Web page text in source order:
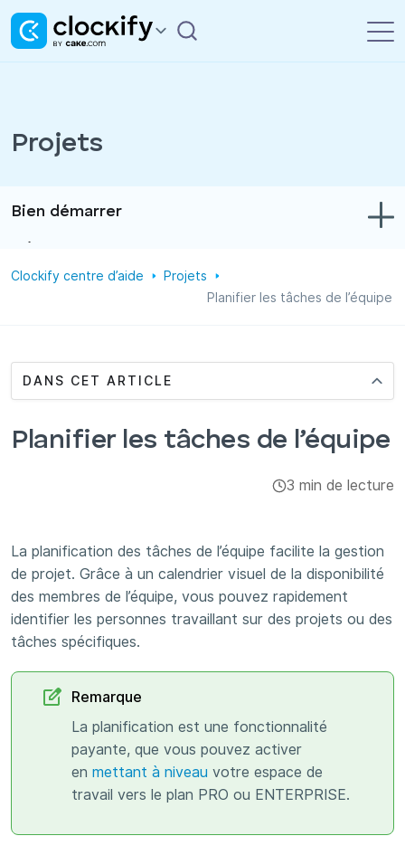
Projets
Intégrations et modules complémentaires
Bien démarrer
Suivi du temps et des dépenses
Projets
Administration
Clockify centre d’aide
Projets
Planifier les tâches de l’équipe
DANS CET ARTICLE
Planifier les tâches de l’équipe
3 min de lecture
La planification des tâches de l’équipe facilite la gestion
de projet. Grâce à un calendrier visuel de la disponibilité
des membres de l’équipe, vous pouvez rapidement
identifier les personnes travaillant sur des projets ou des
tâches spécifiques.
Remarque
La planification est une fonctionnalité
payante, que vous pouvez activer
en mettant à niveau votre espace de
travail vers le plan PRO ou ENTERPRISE.